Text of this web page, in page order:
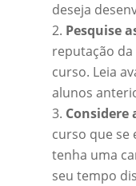
deseja
Pesquise
reputação
curso. Leia
alunos
Considere
curso que se
tenha uma
seu tempo